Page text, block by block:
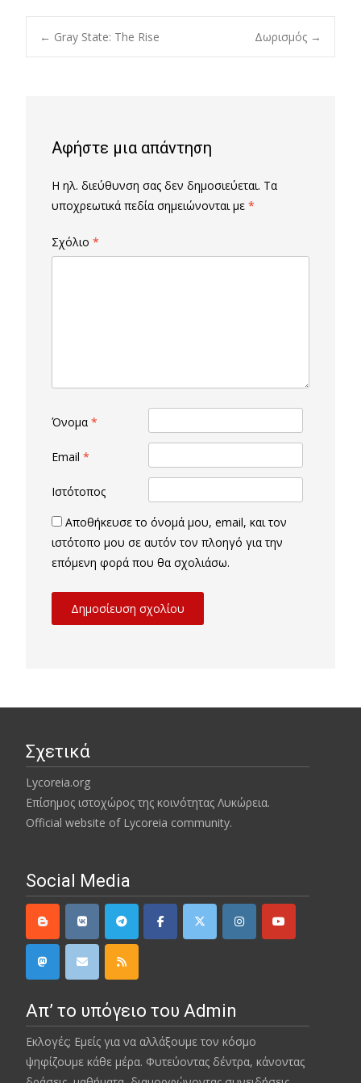
Post
← Gray State: The Rise Δωρισμός →
Αφήστε μια απάντηση
Η ηλ. διεύθυνση σας δεν δημοσιεύεται. Τα
υποχρεωτικά πεδία σημειώνονται με *
Σχόλιο *
Όνομα *
Email *
Ιστότοπος
Αποθήκευσε το όνομά μου, email, και τον
ιστότοπο μου σε αυτόν τον πλοηγό για την
επόμενη φορά που θα σχολιάσω.
Σχετικά
Lycoreia.org
Επίσημος ιστοχώρος της κοινότητας Λυκώρεια.
Official website of Lycoreia community.
Social Media
Απ’ το υπόγειο του Admin
Εκλογές; Εμείς για να αλλάξουμε τον κόσμο
ψηφίζουμε κάθε μέρα. Φυτεύοντας δέντρα, κάνοντας